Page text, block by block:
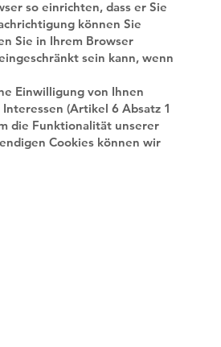
so einrichten, dass er Sie
können Sie
Sie in Ihrem Browser
sein kann, wenn
Einwilligung von Ihnen
(Artikel 6 Absatz 1
die Funktionalität unserer
Cookies können wir